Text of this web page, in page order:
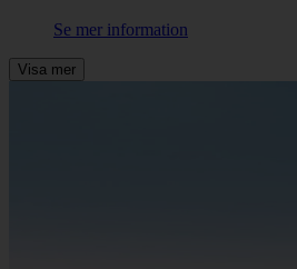
Se mer information
Visa mer